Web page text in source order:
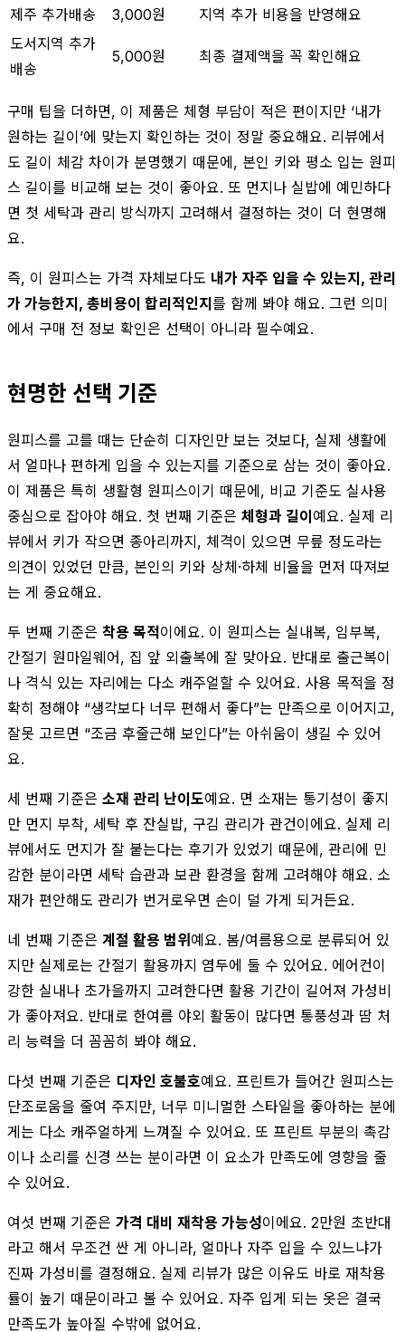
제주 추가배송
3,000원
지역 추가 비용을 반영해요
도서지역 추가
배송
5,000원 최종 결제액을 꼭 확인해요
구매 팁을 더하면, 이 제품은 체형 부담이 적은 편이지만 ‘내가
원하는 길이’에 맞는지 확인하는 것이 정말 중요해요. 리뷰에서
도 길이 체감 차이가 분명했기 때문에, 본인 키와 평소 입는 원피
스 길이를 비교해 보는 것이 좋아요. 또 먼지나 실밥에 예민하다
면 첫 세탁과 관리 방식까지 고려해서 결정하는 것이 더 현명해
요.
즉, 이 원피스는 가격 자체보다도 내가 자주 입을 수 있는지, 관리
가 가능한지, 총비용이 합리적인지를 함께 봐야 해요. 그런 의미
에서 구매 전 정보 확인은 선택이 아니라 필수예요.
현명한 선택 기준
원피스를 고를 때는 단순히 디자인만 보는 것보다, 실제 생활에
서 얼마나 편하게 입을 수 있는지를 기준으로 삼는 것이 좋아요.
이 제품은 특히 생활형 원피스이기 때문에, 비교 기준도 실사용
중심으로 잡아야 해요. 첫 번째 기준은 체형과 길이예요. 실제 리
뷰에서 키가 작으면 종아리까지, 체격이 있으면 무릎 정도라는
의견이 있었던 만큼, 본인의 키와 상체·하체 비율을 먼저 따져보
는 게 중요해요.
두 번째 기준은 착용 목적이에요. 이 원피스는 실내복, 임부복,
간절기 원마일웨어, 집 앞 외출복에 잘 맞아요. 반대로 출근복이
나 격식 있는 자리에는 다소 캐주얼할 수 있어요. 사용 목적을 정
확히 정해야 “생각보다 너무 편해서 좋다”는 만족으로 이어지고,
잘못 고르면 “조금 후줄근해 보인다”는 아쉬움이 생길 수 있어
요.
세 번째 기준은 소재 관리 난이도예요. 면 소재는 통기성이 좋지
만 먼지 부착, 세탁 후 잔실밥, 구김 관리가 관건이에요. 실제 리
뷰에서도 먼지가 잘 붙는다는 후기가 있었기 때문에, 관리에 민
감한 분이라면 세탁 습관과 보관 환경을 함께 고려해야 해요. 소
재가 편안해도 관리가 번거로우면 손이 덜 가게 되거든요.
네 번째 기준은 계절 활용 범위예요. 봄/여름용으로 분류되어 있
지만 실제로는 간절기 활용까지 염두에 둘 수 있어요. 에어컨이
강한 실내나 초가을까지 고려한다면 활용 기간이 길어져 가성비
가 좋아져요. 반대로 한여름 야외 활동이 많다면 통풍성과 땀 처
리 능력을 더 꼼꼼히 봐야 해요.
다섯 번째 기준은 디자인 호불호예요. 프린트가 들어간 원피스는
단조로움을 줄여 주지만, 너무 미니멀한 스타일을 좋아하는 분에
게는 다소 캐주얼하게 느껴질 수 있어요. 또 프린트 부분의 촉감
이나 소리를 신경 쓰는 분이라면 이 요소가 만족도에 영향을 줄
수 있어요.
여섯 번째 기준은 가격 대비 재착용 가능성이에요. 2만원 초반대
라고 해서 무조건 싼 게 아니라, 얼마나 자주 입을 수 있느냐가
진짜 가성비를 결정해요. 실제 리뷰가 많은 이유도 바로 재착용
률이 높기 때문이라고 볼 수 있어요. 자주 입게 되는 옷은 결국
만족도가 높아질 수밖에 없어요.